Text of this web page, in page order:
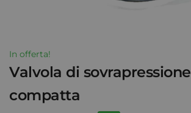
In offerta!
Valvola di sovrapressione
compatta